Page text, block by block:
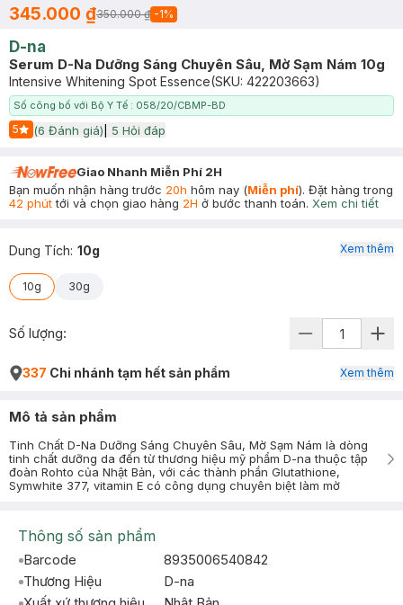
345.000 ₫350.000 ₫ -1%
D-na
Serum D-Na Dưỡng Sáng Chuyên Sâu, Mờ Sạm Nám 10g
Intensive Whitening Spot Essence(SKU: 422203663)
Số công bố với Bộ Y Tế : 058/20/CBMP-BD
5
Start Icon
(6 Đánh giá) 5 Hỏi đáp
Giao Nhanh Miễn Phí 2H
Bạn muốn nhận hàng trước 20h hôm nay (Miễn phí). Đặt hàng trong
42 phúttới và chọn giao hàng 2H ở bước thanh toán. Xem chi tiết
Dung Tích: 10g
10g 30g
Xem thêm
Số lượng:
337 Chi nhánh tạm hết sản phẩm Xem thêm
Mô tả sản phẩm
Tinh Chất D-Na Dưỡng Sáng Chuyên Sâu, Mờ Sạm Nám là dòng
tinh chất dưỡng da đến từ thương hiệu mỹ phẩm D-na thuộc tập
đoàn Rohto của Nhật Bản, với các thành phần Glutathione,
Symwhite 377, vitamin E có công dụng chuyên biệt làm mờ
Thông số sản phẩm
Barcode
8935006540842
Thương Hiệu
D-na